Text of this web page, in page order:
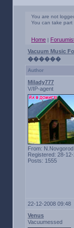
You are not
You can take part
Home |
Vacuum Music
������
Author
Milady777
V/IP-agent
From: N.Novgorod
Registered: 28-
Posts: 1555
22-12-2008 09:48
Venus
Vacuumessed